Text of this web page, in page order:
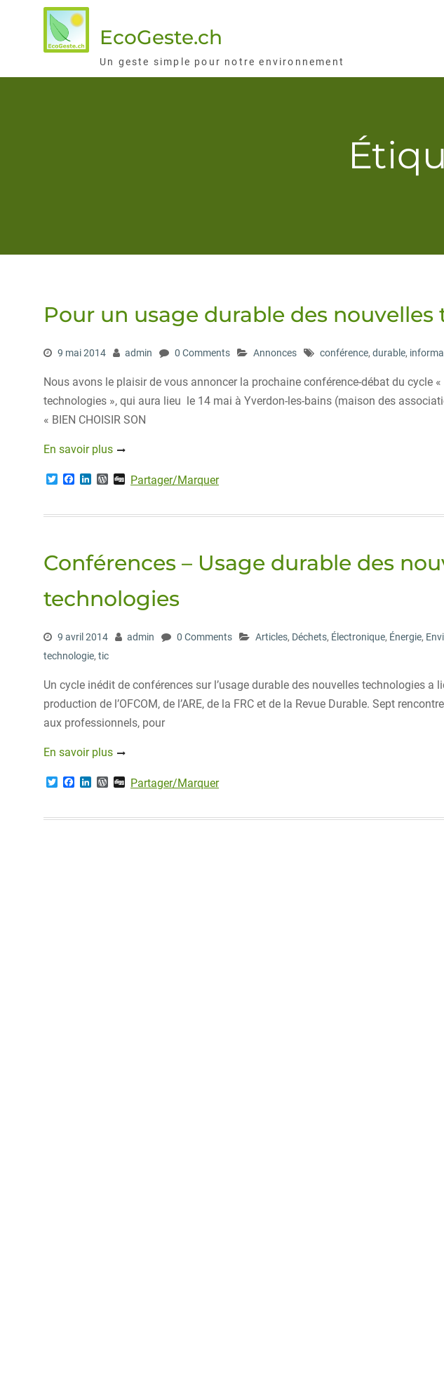
EcoGeste.ch
Un geste simple pour notre environnement
Pour un usage durable des nouvelles
9 mai 2014 admin 0 Comments Annonces conférence, durable,
Nous avons le plaisir de vous annoncer la prochaine conférence-débat du cycle
technologies », qui aura lieu le 14 mai à Yverdon-les-bains (maison des
« BIEN CHOISIR SON
En savoir plus
T
t
F
e
k
k
n
W
d
s
s
D
g
Partager/Marquer
Conférences – Usage durable des
technologies
9 avril 2014 admin 0 Comments Articles, Déchets, Électronique, Énergie,
technologie, tic
Un cycle inédit de conférences sur l’usage durable des nouvelles technologies a
production de l’OFCOM, de l’ARE, de la FRC et de la Revue Durable. Sept
aux professionnels, pour
En savoir plus
T
t
F
e
k
W
d
D
g
Partager/Marquer